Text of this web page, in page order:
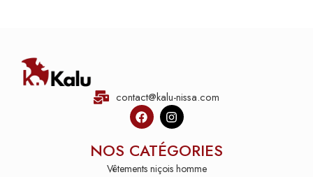
contact@kalu-nissa.com
NOS CATÉGORIES
Vêtements niçois homme